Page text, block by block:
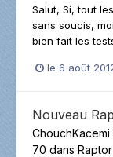
Salut, Si, tout
sans soucis,
bien fait les
le 6 août
Nouveau
ChouchKacemi
70 dans